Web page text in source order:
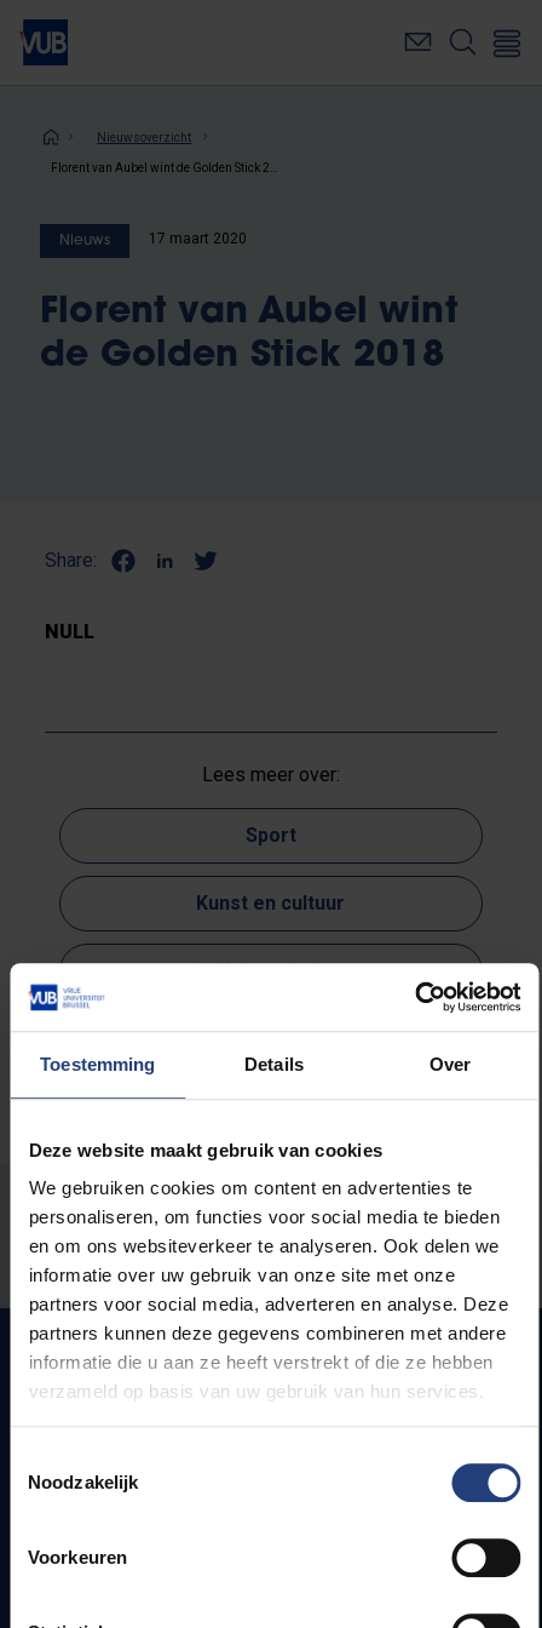
Toestemming Details Over
Deze website maakt gebruik van cookies
We gebruiken cookies om content en advertenties te
personaliseren, om functies voor social media te bieden
en om ons websiteverkeer te analyseren. Ook delen we
informatie over uw gebruik van onze site met onze
partners voor social media, adverteren en analyse. Deze
partners kunnen deze gegevens combineren met andere
informatie die u aan ze heeft verstrekt of die ze hebben
verzameld op basis van uw gebruik van hun services.
Noodzakelijk
Voorkeuren
Overslaan
naar
inhoudKruimelpad
Nieuwsoverzicht
Nieuws 17 maart 2020
Florent van Aubel wint
de Golden Stick 2018
Share:
NULL
Lees meer over:
Sport
Kunst en cultuur
Universiteit
Laat het ons weten
Snel naar
Jobs
Bereikbaarheid